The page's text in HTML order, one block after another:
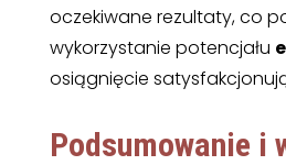
oczekiwane rezultaty, co
wykorzystanie potencjału
osiągnięcie
Podsumowanie i